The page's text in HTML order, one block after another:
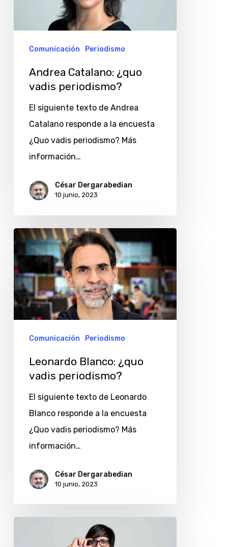
periodismo?
Comunicación Periodismo
Andrea Catalano: ¿quo
vadis periodismo?
El siguiente texto de Andrea
Catalano responde a la encuesta
¿Quo vadis periodismo? Más
información…
César Dergarabedian
10 junio, 2023
Leonardo
Blanco:
¿quo
vadis
periodismo?
Comunicación Periodismo
Leonardo Blanco: ¿quo
vadis periodismo?
El siguiente texto de Leonardo
Blanco responde a la encuesta
¿Quo vadis periodismo? Más
información…
César Dergarabedian
10 junio, 2023